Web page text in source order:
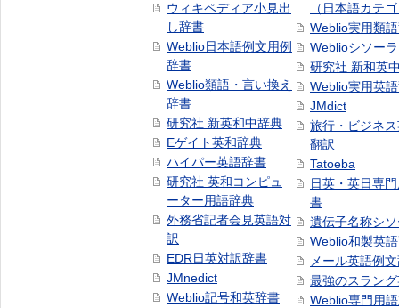
ウィキペディア小見出
し辞書
Weblio日本語例文用例
辞書
Weblio類語・言い換え
辞書
研究社 新英和中辞典
Eゲイト英和辞典
ハイパー英語辞書
研究社 英和コンピュ
ーター用語辞典
外務省記者会見英語対
訳
EDR日英対訳辞書
JMnedict
Weblio記号和英辞書
（日本語カテ
Weblio実用類
Weblioシソー
研究社 新和英
Weblio実用英
JMdict
旅行・ビジネ
翻訳
Tatoeba
日英・英日専
書
遺伝子名称シ
Weblio和製英
メール英語例
最強のスラン
Weblio専門用